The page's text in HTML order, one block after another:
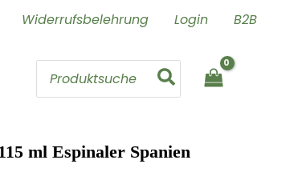
Widerrufsbelehrung Login B2B
Search
ml Espinaler Spanien